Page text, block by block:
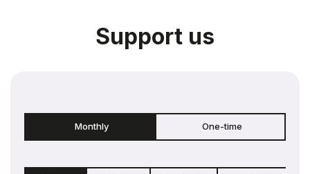
Support us
Monthly One-time